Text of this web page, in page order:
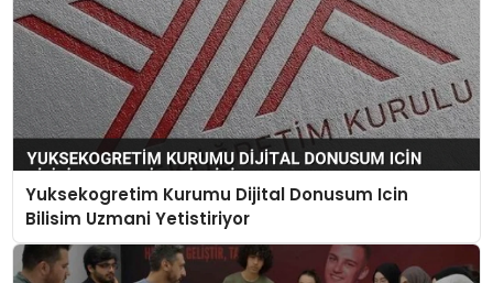
Yuksekogretim Kurumu Dijital Donusum Icin
Bilisim Uzmani Yetistiriyor